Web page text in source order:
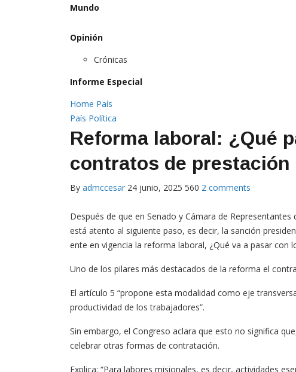
Mundo
Opinión
Crónicas
Informe Especial
Home País
País Política
Reforma laboral: ¿Qué
contratos de prestación
By admccesar 24 junio, 2025 560 2 comments
Después de que en Senado y Cámara de
está atento al siguiente paso, es decir, la sanción
ente en vigencia la reforma laboral, ¿Qué va a pasar con
Uno de los pilares más destacados de la reforma el
El artículo 5 “propone esta modalidad como eje
productividad de los trabajadores”.
Sin embargo, el Congreso aclara que esto no significa
celebrar otras formas de contratación.
Explica: “Para labores misionales, es decir, actividades